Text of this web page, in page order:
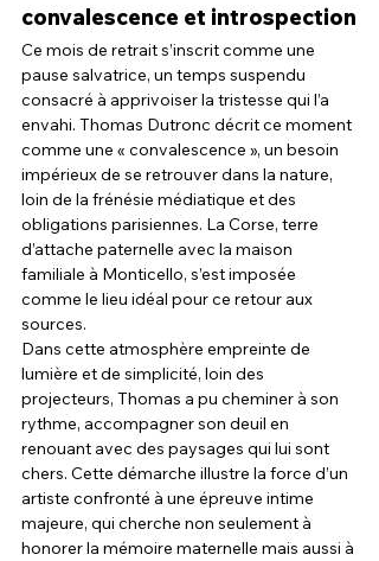
convalescence et introspection
Ce mois de retrait s’inscrit comme une
pause salvatrice, un temps suspendu
consacré à apprivoiser la tristesse qui l’a
envahi. Thomas Dutronc décrit ce moment
comme une « convalescence », un besoin
impérieux de se retrouver dans la nature,
loin de la frénésie médiatique et des
obligations parisiennes. La Corse, terre
d’attache paternelle avec la maison
familiale à Monticello, s’est imposée
comme le lieu idéal pour ce retour aux
sources.
Dans cette atmosphère empreinte de
lumière et de simplicité, loin des
projecteurs, Thomas a pu cheminer à son
rythme, accompagner son deuil en
renouant avec des paysages qui lui sont
chers. Cette démarche illustre la force d’un
artiste confronté à une épreuve intime
majeure, qui cherche non seulement à
honorer la mémoire maternelle mais aussi à